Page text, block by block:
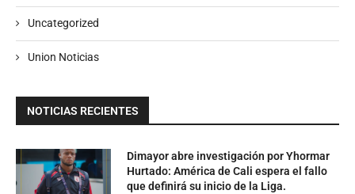
Uncategorized
Union Noticias
NOTICIAS RECIENTES
Dimayor abre investigación por Yhormar
Hurtado: América de Cali espera el fallo
que definirá su inicio de la Liga.